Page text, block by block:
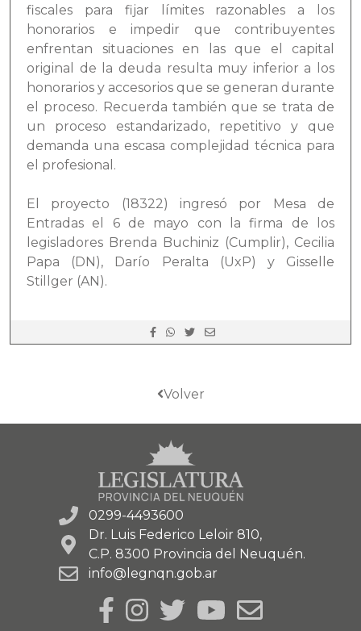
fiscales para fijar límites razonables a los
honorarios e impedir que contribuyentes
enfrentan situaciones en las que el capital
original de la deuda resulta muy inferior a los
honorarios y accesorios que se generan durante
el proceso. Recuerda también que se trata de
un proceso estandarizado, repetitivo y que
demanda una escasa complejidad técnica para
el profesional.
El proyecto (18322) ingresó por Mesa de
Entradas el 6 de mayo con la firma de los
legisladores Brenda Buchiniz (Cumplir), Cecilia
Papa (DN), Darío Peralta (UxP) y Gisselle
Stillger (AN).
Volver
0299-4493600
Dr. Luis Federico Leloir 810,
C.P. 8300 Provincia del Neuquén.
info@legnqn.gob.ar